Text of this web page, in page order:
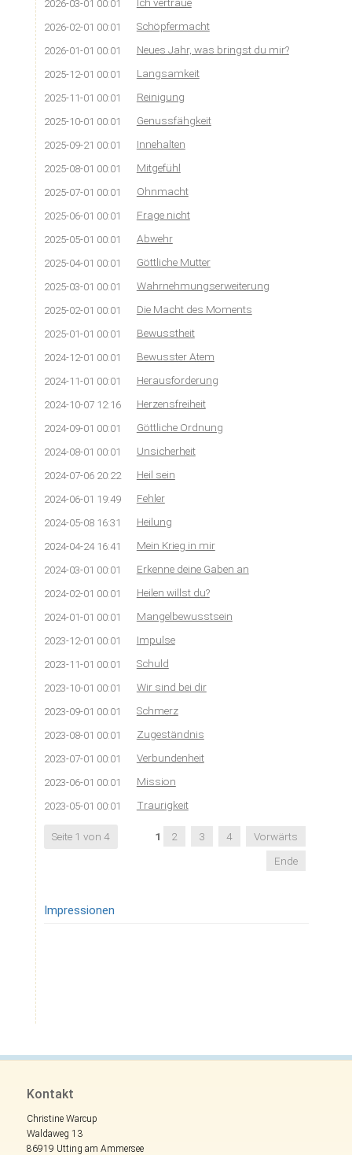
2026-03-01 00:01
2026-02-01 00:01 Schöpfermacht
2026-01-01 00:01 Neues Jahr, was bringst du mir?
2025-12-01 00:01 Langsamkeit
2025-11-01 00:01 Reinigung
2025-10-01 00:01 Genussfähgkeit
2025-09-21 00:01 Innehalten
2025-08-01 00:01 Mitgefühl
2025-07-01 00:01 Ohnmacht
2025-06-01 00:01 Frage nicht
2025-05-01 00:01 Abwehr
2025-04-01 00:01 Göttliche Mutter
2025-03-01 00:01 Wahrnehmungserweiterung
2025-02-01 00:01 Die Macht des Moments
2025-01-01 00:01 Bewusstheit
2024-12-01 00:01 Bewusster Atem
2024-11-01 00:01 Herausforderung
2024-10-07 12:16 Herzensfreiheit
2024-09-01 00:01 Göttliche Ordnung
2024-08-01 00:01 Unsicherheit
2024-07-06 20:22 Heil sein
2024-06-01 19:49 Fehler
2024-05-08 16:31 Heilung
2024-04-24 16:41 Mein Krieg in mir
2024-03-01 00:01 Erkenne deine Gaben an
2024-02-01 00:01 Heilen willst du?
2024-01-01 00:01 Mangelbewusstsein
2023-12-01 00:01 Impulse
2023-11-01 00:01 Schuld
2023-10-01 00:01 Wir sind bei dir
2023-09-01 00:01 Schmerz
2023-08-01 00:01 Zugeständnis
2023-07-01 00:01 Verbundenheit
2023-06-01 00:01 Mission
2023-05-01 00:01 Traurigkeit
Seite 1 von 4 1 2 3 4
Vorwärts
Ende
Impressionen
Kontakt
Christine Warcup
Waldaweg 13
86919 Utting am Ammersee